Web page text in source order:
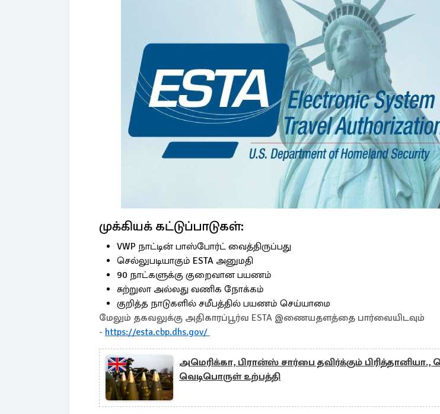
முக்கியக் கட்டுப்பாடுகள்:
VWP நாட்டின் பாஸ்போர்ட் வைத்திருப்பது
செல்லுபடியாகும் ESTA அனுமதி
90 நாட்களுக்கு குறைவான பயணம்
சுற்றுலா அல்லது வணிக நோக்கம்
குறித்த நாடுகளில் சமீபத்தில் பயணம் செய்யாமை
மேலும் தகவலுக்கு அதிகாரப்பூர்வ ESTA இணையதளத்தை பார்வையிடவும்
- https://esta.cbp.dhs.gov/
அமெரிக்கா, பிரான்ஸ் சார்பை தவிர்க்கும்
வெடிபொருள் உற்பத்தி